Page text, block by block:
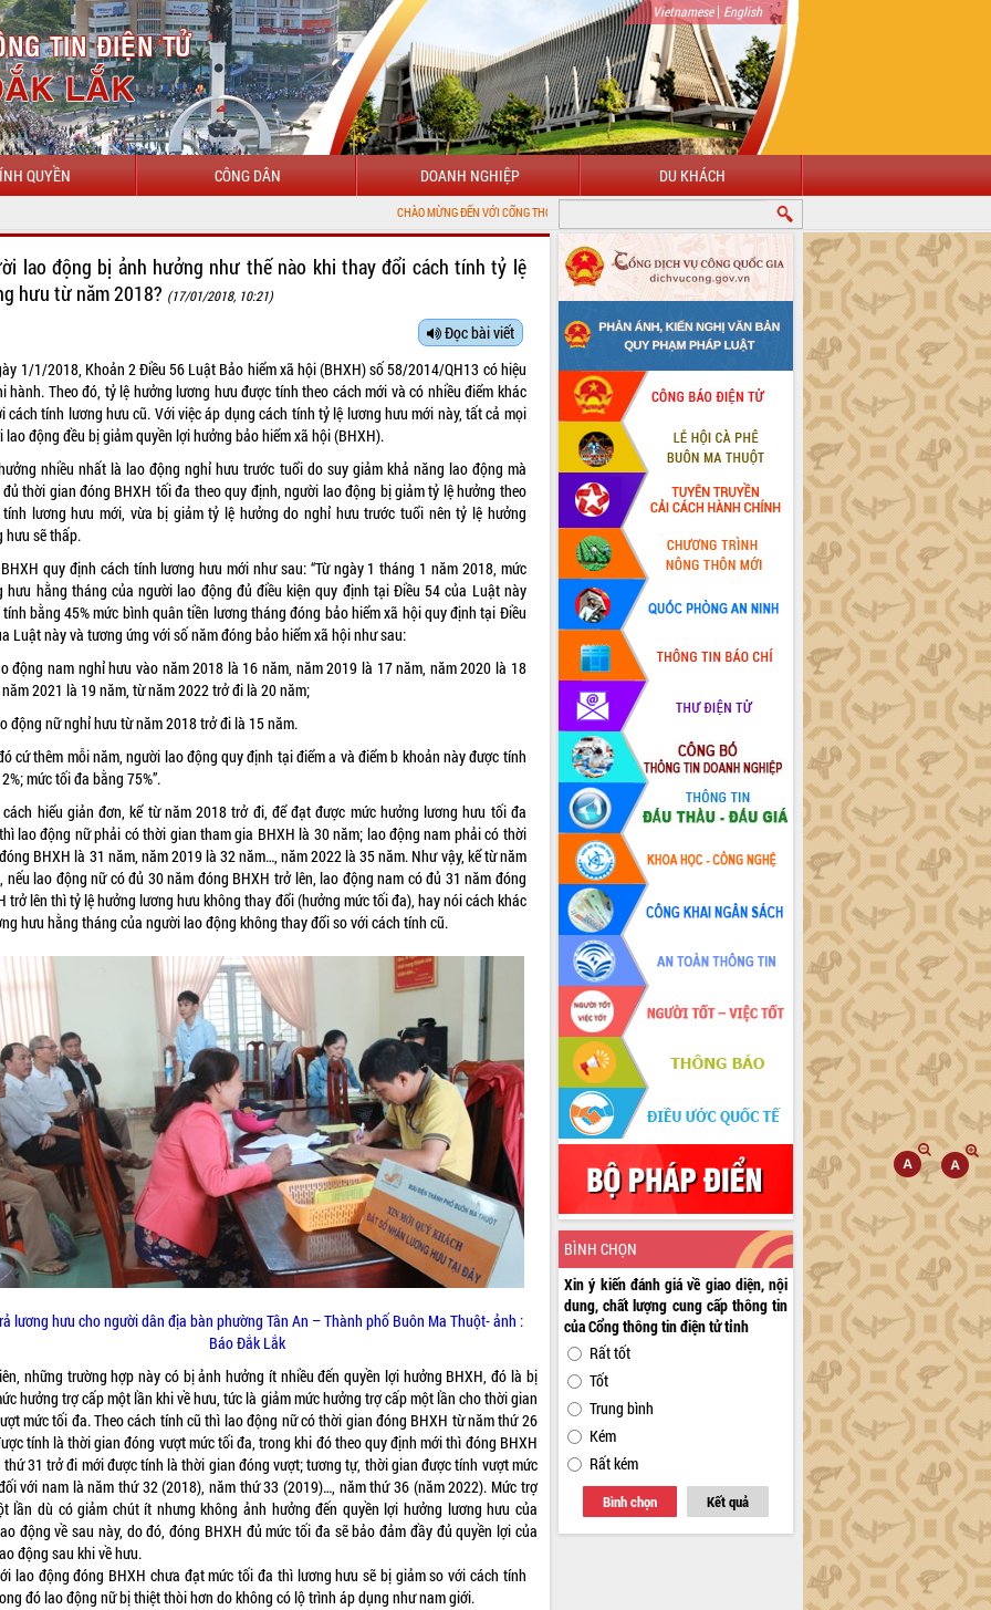
Vietnamese| English
QUYỀN CÔNG DÂN DOANH NGHIỆP DU KHÁCH
CHÀO MỪNG ĐẾN VỚI CỔNG THÔNG TIN ĐIỆN TỬ TỈNH ĐẮK LẮK
lao động bị ảnh hưởng như thế nào khi thay đổi cách tính tỷ lệ
hưu từ năm 2018? (17/01/2018, 10:21)
Đọc bài viết
1/1/2018, Khoản 2 Điều 56 Luật Bảo hiểm xã hội (BHXH) số 58/2014/QH13 có hiệu
hành. Theo đó, tỷ lệ hưởng lương hưu được tính theo cách mới và có nhiều điểm khác
cách tính lương hưu cũ. Với việc áp dụng cách tính tỷ lệ lương hưu mới này, tất cả mọi
lao động đều bị giảm quyền lợi hưởng bảo hiểm xã hội (BHXH).
nhiều nhất là lao động nghỉ hưu trước tuổi do suy giảm khả năng lao động mà
thời gian đóng BHXH tối đa theo quy định, người lao động bị giảm tỷ lệ hưởng theo
lương hưu mới, vừa bị giảm tỷ lệ hưởng do nghỉ hưu trước tuổi nên tỷ lệ hưởng
hưu sẽ thấp.
quy định cách tính lương hưu mới như sau: “Từ ngày 1 tháng 1 năm 2018, mức
hưu hằng tháng của người lao động đủ điều kiện quy định tại Điều 54 của Luật này
bằng 45% mức bình quân tiền lương tháng đóng bảo hiểm xã hội quy định tại Điều
Luật này và tương ứng với số năm đóng bảo hiểm xã hội như sau:
động nam nghỉ hưu vào năm 2018 là 16 năm, năm 2019 là 17 năm, năm 2020 là 18
2021 là 19 năm, từ năm 2022 trở đi là 20 năm;
động nữ nghỉ hưu từ năm 2018 trở đi là 15 năm.
cứ thêm mỗi năm, người lao động quy định tại điểm a và điểm b khoản này được tính
mức tối đa bằng 75%”.
cách hiểu giản đơn, kể từ năm 2018 trở đi, để đạt được mức hưởng lương hưu tối đa
lao động nữ phải có thời gian tham gia BHXH là 30 năm; lao động nam phải có thời
BHXH là 31 năm, năm 2019 là 32 năm…, năm 2022 là 35 năm. Như vậy, kể từ năm
nếu lao động nữ có đủ 30 năm đóng BHXH trở lên, lao động nam có đủ 31 năm đóng
trở lên thì tỷ lệ hưởng lương hưu không thay đổi (hưởng mức tối đa), hay nói cách khác
hưu hằng tháng của người lao động không thay đổi so với cách tính cũ.
lương hưu cho người dân địa bàn phường Tân An – Thành phố Buôn Ma Thuột- ảnh :
Báo Đắk Lắk
những trường hợp này có bị ảnh hưởng ít nhiều đến quyền lợi hưởng BHXH, đó là bị
hưởng trợ cấp một lần khi về hưu, tức là giảm mức hưởng trợ cấp một lần cho thời gian
mức tối đa. Theo cách tính cũ thì lao động nữ có thời gian đóng BHXH từ năm thứ 26
tính là thời gian đóng vượt mức tối đa, trong khi đó theo quy định mới thì đóng BHXH
thứ 31 trở đi mới được tính là thời gian đóng vượt; tương tự, thời gian được tính vượt mức
với nam là năm thứ 32 (2018), năm thứ 33 (2019)…, năm thứ 36 (năm 2022). Mức trợ
lần dù có giảm chút ít nhưng không ảnh hưởng đến quyền lợi hưởng lương hưu của
động về sau này, do đó, đóng BHXH đủ mức tối đa sẽ bảo đảm đầy đủ quyền lợi của
động sau khi về hưu.
lao động đóng BHXH chưa đạt mức tối đa thì lương hưu sẽ bị giảm so với cách tính
đó lao động nữ bị thiệt thòi hơn do không có lộ trình áp dụng như nam giới.
BÌNH CHỌN
Xin ý kiến đánh giá về giao diện, nội
dung, chất lượng cung cấp thông tin
của Cổng thông tin điện tử tỉnh
Rất tốt
Tốt
Trung bình
Kém
Rất kém
Bình chọn Kết quả